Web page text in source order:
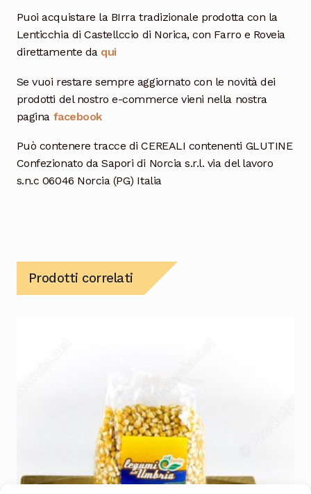
Puoi acquistare la BIrra tradizionale prodotta con la
Lenticchia di Castellccio di Norica, con Farro e Roveia
direttamente da qui
Se vuoi restare sempre aggiornato con le novità dei
prodotti del nostro e-commerce vieni nella nostra
pagina facebook
Può contenere tracce di CEREALI contenenti GLUTINE
Confezionato da Sapori di Norcia s.r.l. via del lavoro
s.n.c 06046 Norcia (PG) Italia
Prodotti correlati